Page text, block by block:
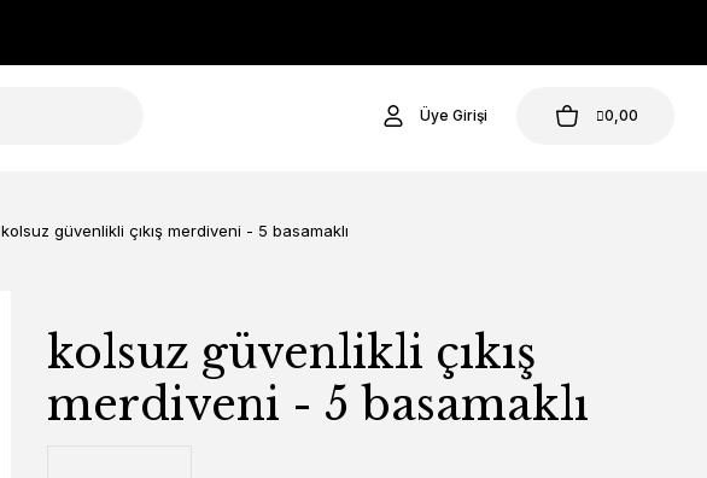
Üye Girişi 0,00
kolsuz güvenlikli çıkış merdiveni - 5 basamaklı
kolsuz güvenlikli çıkış
merdiveni - 5 basamaklı